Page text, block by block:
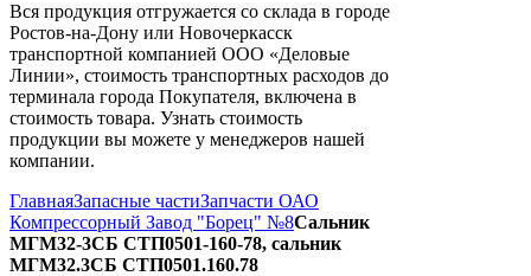
Вся продукция отгружается со склада в городе
Ростов-на-Дону или Новочеркасск
транспортной компанией ООО «Деловые
Линии», стоимость транспортных расходов до
терминала города Покупателя, включена в
стоимость товара. Узнать стоимость
продукции вы можете у менеджеров нашей
компании.
ГлавнаяЗапасные частиЗапчасти ОАО
Компрессорный Завод "Борец" №8Сальник
МГМ32-3СБ СТП0501-160-78, сальник
МГМ32.3СБ СТП0501.160.78